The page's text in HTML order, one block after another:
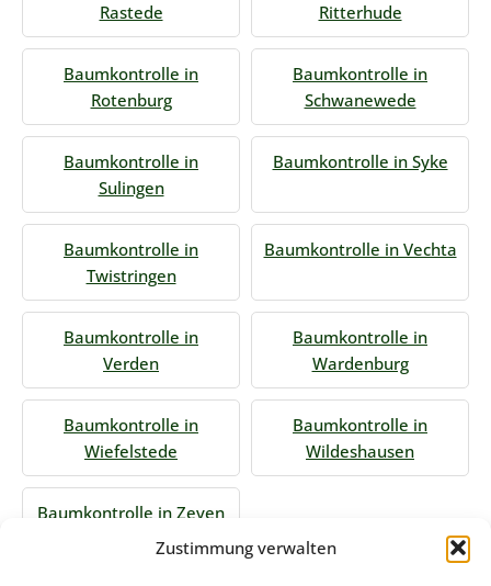
Zustimmung verwalten
Rastede
Ritterhude
Baumkontrolle in
Rotenburg
Baumkontrolle in
Schwanewede
Baumkontrolle in
Sulingen
Baumkontrolle in Syke
Baumkontrolle in
Twistringen
Baumkontrolle in Vechta
Baumkontrolle in
Verden
Baumkontrolle in
Wardenburg
Baumkontrolle in
Wiefelstede
Baumkontrolle in
Wildeshausen
Baumkontrolle in Zeven